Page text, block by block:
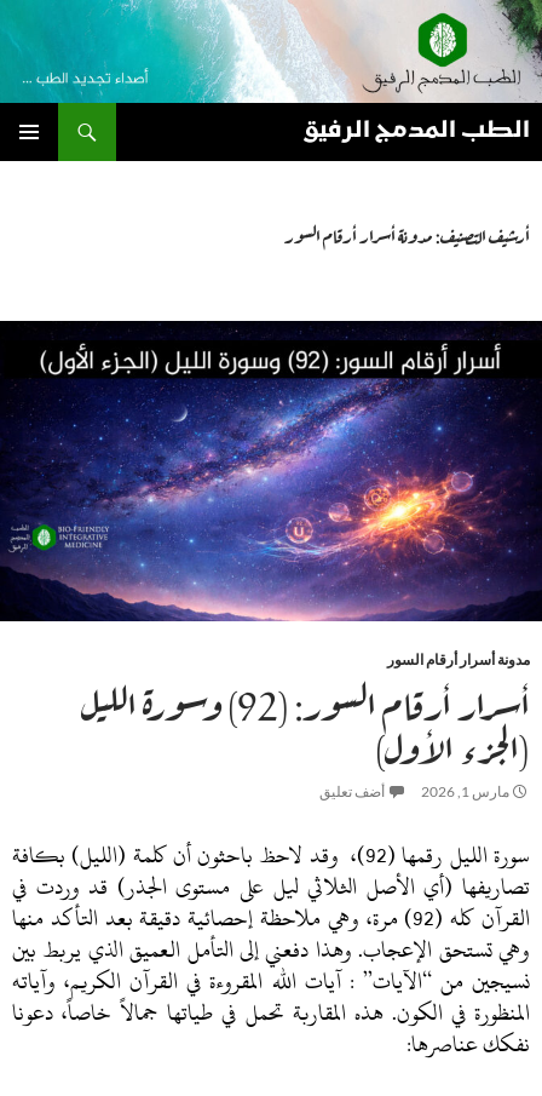
انتقل
إلى
المحتوى
الطب المدمج الرفيق
بحث
أرشيف التصنيف: مدونة أسرار أرقام السور
مدونة أسرار أرقام السور
أسرار أرقام السور: (92) وسورة الليل
(الجزء الأول)
مارس 1, 2026 أضف تعليق
سورة الليل رقمها (92)، وقد لاحظ باحثون أن كلمة (الليل) بكافة
تصاريفها (أي الأصل الثلاثي ليل على مستوى الجذر) قد وردت في
القرآن كله (92) مرة، وهي ملاحظة إحصائية دقيقة بعد التأكد منها
وهي تستحق الإعجاب. وهذا دفعني إلى التأمل العميق الذي يربط بين
نسيجين من “الآيات” : آيات الله المقروءة في القرآن الكريم، وآياته
المنظورة في الكون. هذه المقاربة تحمل في طياتها جمالاً خاصاً، دعونا
نفكك عناصرها: